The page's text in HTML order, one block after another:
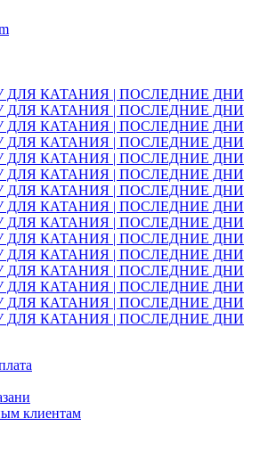
ДЛЯ КАТАНИЯ | ПОСЛЕДНИЕ ДНИ
ДЛЯ КАТАНИЯ | ПОСЛЕДНИЕ ДНИ
ДЛЯ КАТАНИЯ | ПОСЛЕДНИЕ ДНИ
ДЛЯ КАТАНИЯ | ПОСЛЕДНИЕ ДНИ
ДЛЯ КАТАНИЯ | ПОСЛЕДНИЕ ДНИ
ДЛЯ КАТАНИЯ | ПОСЛЕДНИЕ ДНИ
ДЛЯ КАТАНИЯ | ПОСЛЕДНИЕ ДНИ
ДЛЯ КАТАНИЯ | ПОСЛЕДНИЕ ДНИ
ДЛЯ КАТАНИЯ | ПОСЛЕДНИЕ ДНИ
ДЛЯ КАТАНИЯ | ПОСЛЕДНИЕ ДНИ
ДЛЯ КАТАНИЯ | ПОСЛЕДНИЕ ДНИ
ДЛЯ КАТАНИЯ | ПОСЛЕДНИЕ ДНИ
ДЛЯ КАТАНИЯ | ПОСЛЕДНИЕ ДНИ
ДЛЯ КАТАНИЯ | ПОСЛЕДНИЕ ДНИ
ДЛЯ КАТАНИЯ | ПОСЛЕДНИЕ ДНИ
клиентам